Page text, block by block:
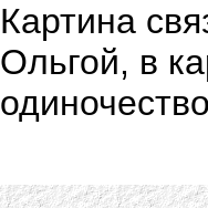
Картина
Ольгой, в